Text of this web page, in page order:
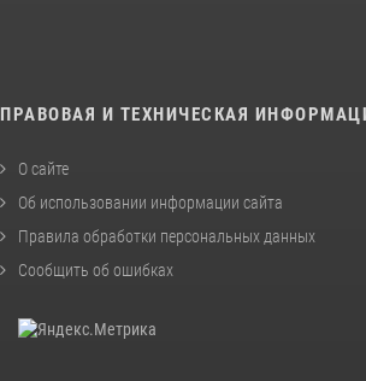
ПРАВОВАЯ И ТЕХНИЧЕСКАЯ
О сайте
Об использовании информации сайта
Правила обработки персональных данных
Сообщить об ошибках